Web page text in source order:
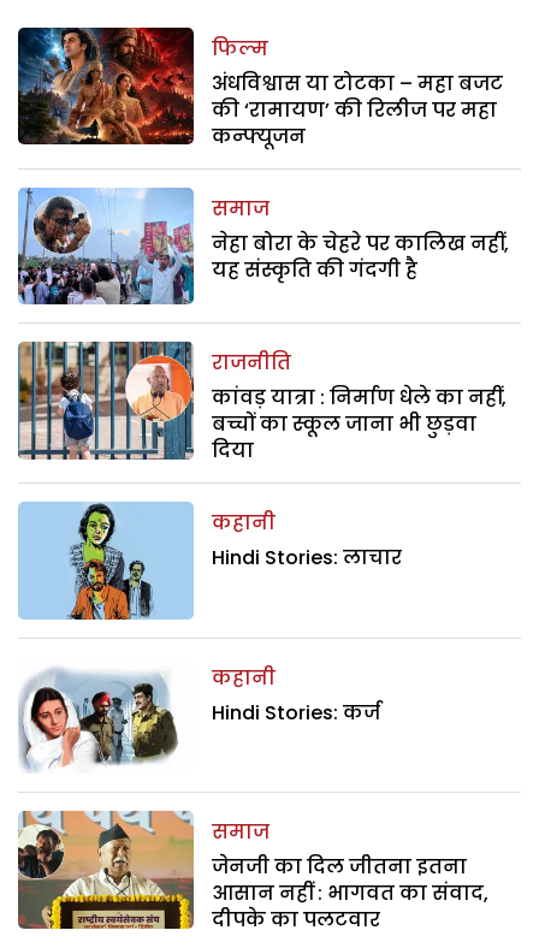
फिल्म
अंधविश्वास या टोटका – महा बजट
की ‘रामायण’ की रिलीज पर महा
कन्फ्यूजन
समाज
नेहा बोरा के चेहरे पर कालिख नहीं,
यह संस्कृति की गंदगी है
राजनीति
कांवड़ यात्रा : निर्माण धेले का नहीं,
बच्चों का स्कूल जाना भी छुड़वा
दिया
कहानी
Hindi Stories: लाचार
कहानी
Hindi Stories: कर्ज
समाज
जेनजी का दिल जीतना इतना
आसान नहीं : भागवत का संवाद,
दीपके का पलटवार